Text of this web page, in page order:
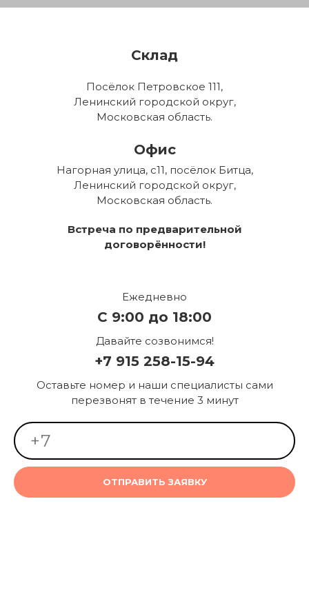
Склад
Посёлок Петровское 111,
Ленинский городской округ,
Московская область.
Офис
Нагорная улица, с11, посёлок Битца,
Ленинский городской округ,
Московская область.
Встреча по предварительной
договорённости!
Ежедневно
С 9:00 до 18:00
Давайте созвонимся!
+7 915 258-15-94
Оставьте номер и наши специалисты сами
перезвонят в течение 3 минут
ОТПРАВИТЬ ЗАЯВКУ